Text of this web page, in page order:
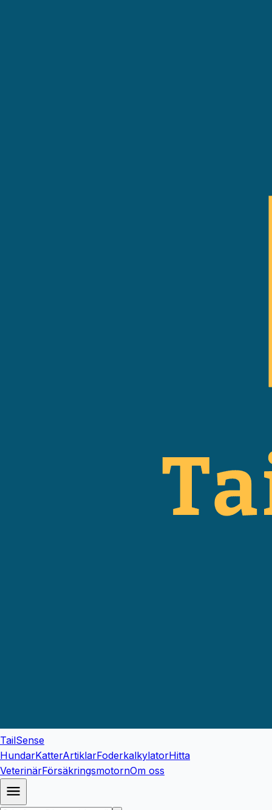
TailSense
HundarKatterArtiklarFoderkalkylatorHitta
VeterinärFörsäkringsmotornOm oss